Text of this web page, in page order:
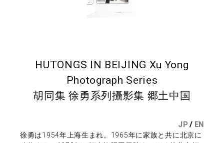
HUTONGS IN BEIJING Xu Yong
Photograph Series
胡同集 徐勇系列攝影集 郷土中国
JP / EN
徐勇は1954年上海生まれ。1965年に家族と共に北京に